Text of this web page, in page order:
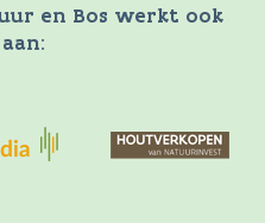
en Bos werkt ook